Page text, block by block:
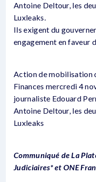
Antoine Deltour, les
Luxleaks.
Ils exigent du
engagement en faveur
Action de mobilisation
Finances mercredi 4
journaliste Edouard
Antoine Deltour, les
Luxleaks
Communiqué de La
Judiciaires* et ONE